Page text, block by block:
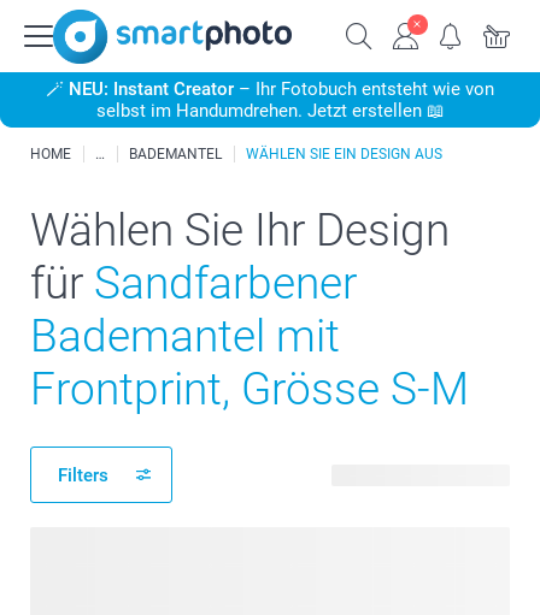
🪄 NEU: Instant Creator – Ihr Fotobuch entsteht wie von
selbst im Handumdrehen. Jetzt erstellen 📖
HOME BADEMANTEL WÄHLEN SIE EIN DESIGN AUS
Wählen Sie Ihr Design
für Sandfarbener
Bademantel mit
Frontprint, Grösse S-M
Filters